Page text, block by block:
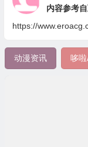
内容参考
https://
动漫资讯 哆